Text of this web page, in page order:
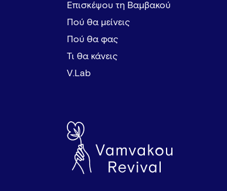
Επισκέψου τη Βαμβακού
Πού θα μείνεις
Πού θα φας
Τι θα κάνεις
V.Lab